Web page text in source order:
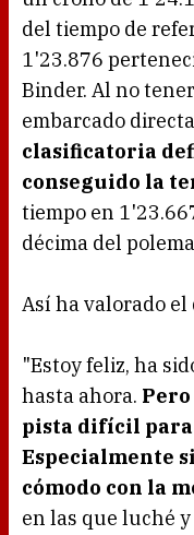
del tiempo de
1'23.876
Binder. Al no
embarcado
clasificatoria
conseguido la
tiempo en
décima del
Así ha valorado el
"Estoy feliz, ha
hasta ahora.
pista difícil
Especialmente
cómodo con la
en las que luché